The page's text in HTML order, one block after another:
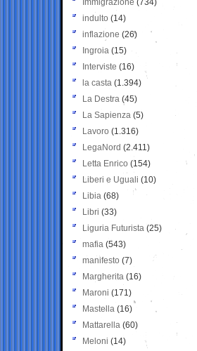
Immigrazione (734)
indulto (14)
inflazione (26)
Ingroia (15)
Interviste (16)
la casta (1.394)
La Destra (45)
La Sapienza (5)
Lavoro (1.316)
LegaNord (2.411)
Letta Enrico (154)
Liberi e Uguali (10)
Libia (68)
Libri (33)
Liguria Futurista (25)
mafia (543)
manifesto (7)
Margherita (16)
Maroni (171)
Mastella (16)
Mattarella (60)
Meloni (14)